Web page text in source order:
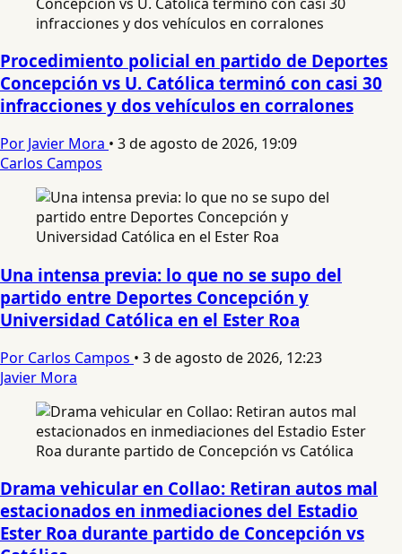
Procedimiento policial en partido de Deportes
Concepción vs U. Católica terminó con casi 30
infracciones y dos vehículos en corralones
Por Javier Mora • 3 de agosto de 2026, 19:09
Carlos Campos
Una intensa previa: lo que no se supo del
partido entre Deportes Concepción y
Universidad Católica en el Ester Roa
Por Carlos Campos • 3 de agosto de 2026, 12:23
Javier Mora
Drama vehicular en Collao: Retiran autos mal
estacionados en inmediaciones del Estadio
Ester Roa durante partido de Concepción vs